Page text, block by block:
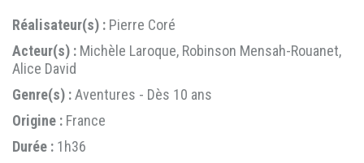
Réalisateur(s) : Pierre Coré
Acteur(s) : Michèle Laroque, Robinson Mensah-Rouanet,
Alice David
Genre(s) :Aventures - Dès 10 ans
Origine : France
Durée : 1h36